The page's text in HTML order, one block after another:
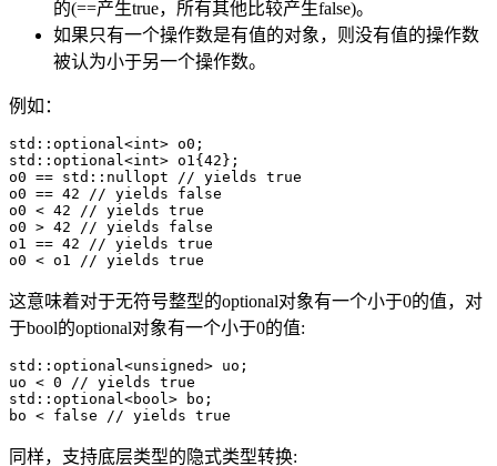
的(==产生true，所有其他比较产生false)。
如果只有一个操作数是有值的对象，则没有值的操作数
被认为小于另一个操作数。
例如：
std::optional<int> o0;
std::optional<int> o1{42};
o0 == std::nullopt // yields true
o0 == 42 // yields false
o0 < 42 // yields true
o0 > 42 // yields false
o1 == 42 // yields true
o0 < o1 // yields true
这意味着对于无符号整型的optional对象有一个小于0的值，对
于bool的optional对象有一个小于0的值:
std::optional<unsigned> uo;
uo < 0 // yields true
std::optional<bool> bo;
bo < false // yields true
同样，支持底层类型的隐式类型转换: